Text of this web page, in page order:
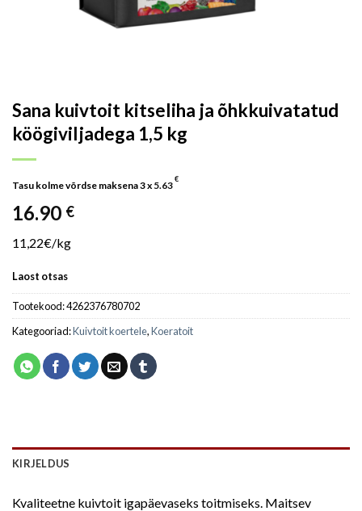
Sana kuivtoit kitseliha ja õhkkuivatatud
köögiviljadega 1,5 kg
Tasu kolme võrdse maksena 3 x 5.63
€
16.90 €
11,22€/kg
Laost otsas
Tootekood:4262376780702
Kategooriad:Kuivtoit koertele,Koeratoit
KIRJELDUS
Kvaliteetne kuivtoit igapäevaseks toitmiseks. Maitsev